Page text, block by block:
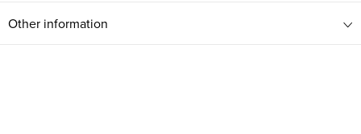
Other information